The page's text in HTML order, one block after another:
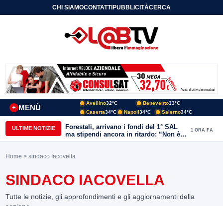
CHI SIAMOCONTATTIPUBBLICITÀCERCA
MENÙ
+
Avellino32°C Benevento33°C
Caserta34°C Napoli34°C Salerno34°C
ULTIME NOTIZIE
Forestali, arrivano i fondi del 1° SAL
ma stipendi ancora in ritardo: “Non è
più sostenibile”
1 ORA FA
Home > sindaco Iacovella
SINDACO IACOVELLA
Tutte le notizie, gli approfondimenti e gli aggiornamenti della